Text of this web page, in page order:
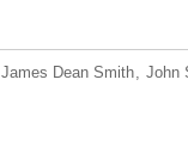
James Dean Smith, John